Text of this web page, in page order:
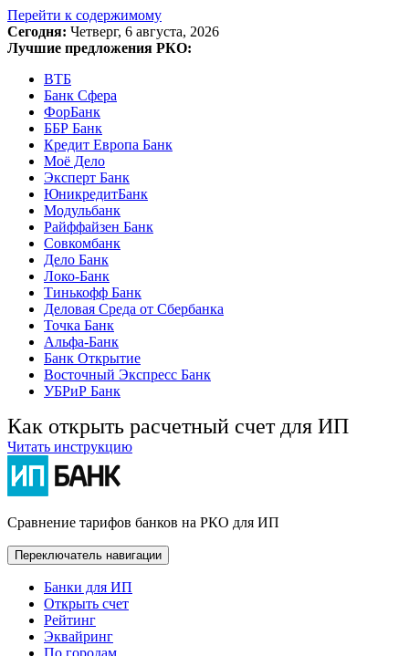
Перейти к содержимому
Сегодня: Четверг, 6 августа, 2026
Лучшие предложения РКО:
ВТБ
Банк Сфера
ФорБанк
ББР Банк
Кредит Европа Банк
Моё Дело
Эксперт Банк
ЮникредитБанк
Модульбанк
Райффайзен Банк
Совкомбанк
Дело Банк
Локо-Банк
Тинькофф Банк
Деловая Среда от Сбербанка
Точка Банк
Альфа-Банк
Банк Открытие
Восточный Экспресс Банк
УБРиР Банк
Как открыть расчетный счет для ИП
Читать инструкцию
Сравнение тарифов банков на РКО для ИП
Переключатель навигации
Банки для ИП
Открыть счет
Рейтинг
Эквайринг
По городам